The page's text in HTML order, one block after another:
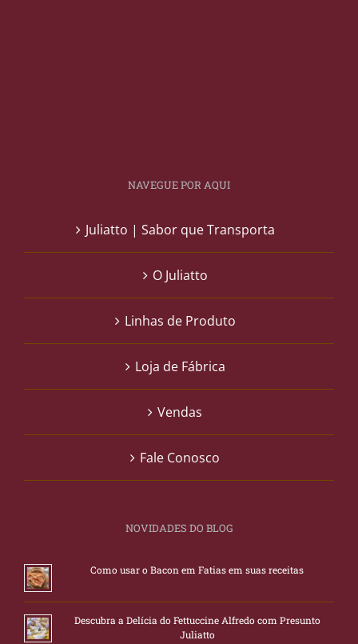
NAVEGUE POR AQUI
Juliatto | Sabor que Transporta
O Juliatto
Linhas de Produto
Loja de Fábrica
Vendas
Fale Conosco
NOVIDADES DO BLOG
Como usar o Bacon em Fatias em suas receitas
Descubra a Delícia do Fettuccine Alfredo com Presunto
Juliatto